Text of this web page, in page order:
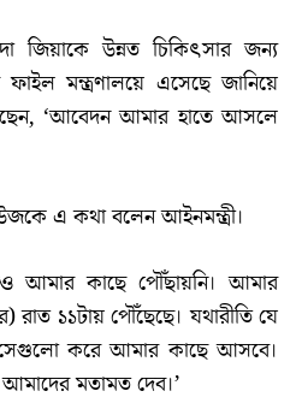
জিয়াকে উন্নত চিকিৎসার জন্য
মন্ত্রণালয়ে এসেছে জানিয়ে
‘আবেদন আমার হাতে আসলে
এ কথা বলেন আইনমন্ত্রী।
আমার কাছে পৌঁছায়নি। আমার
রাত ১১টায় পৌঁছেছে। যথারীতি যে
করে আমার কাছে আসবে।
মতামত দেব।’